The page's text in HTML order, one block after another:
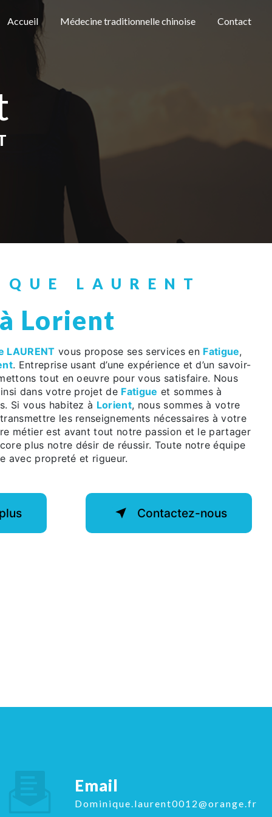
Accueil Médecine traditionnelle chinoise Contact
LAURENT
Lorient
LAURENT vous propose ses services en Fatigue,
. Entreprise usant d’une expérience et d’un savoir-
tout en oeuvre pour vous satisfaire. Nous
dans votre projet de Fatigue et sommes à
Si vous habitez à Lorient, nous sommes à votre
les renseignements nécessaires à votre
métier est avant tout notre passion et le partager
plus notre désir de réussir. Toute notre équipe
avec propreté et rigueur.
Contactez-nous
Email
dominique.laurent0012@orange.fr